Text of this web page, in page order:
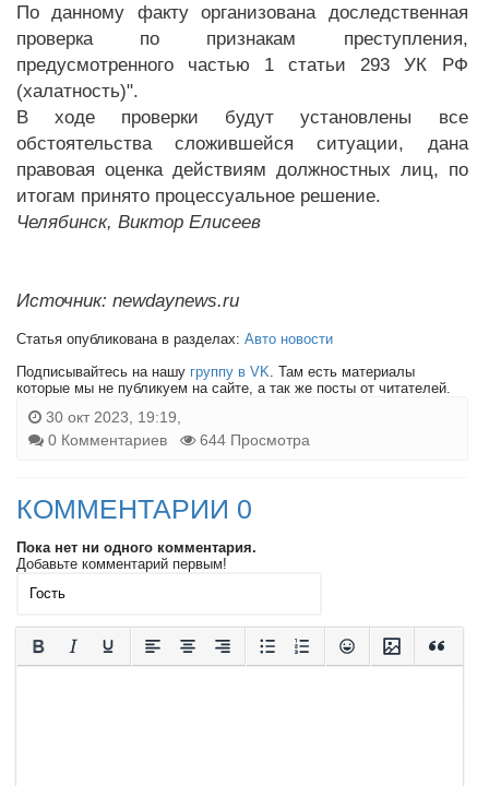
По данному факту организована доследственная
проверка по признакам преступления,
предусмотренного частью 1 статьи 293 УК РФ
(халатность)".
В ходе проверки будут установлены все
обстоятельства сложившейся ситуации, дана
правовая оценка действиям должностных лиц, по
итогам принято процессуальное решение.
Челябинск, Виктор Елисеев
Источник: newdaynews.ru
Статья опубликована в разделах: Авто новости
Подписывайтесь на нашу группу в VK . Там есть материалы
которые мы не публикуем на сайте, а так же посты от читателей.
30 окт 2023, 19:19,
0 Комментариев
644 Просмотра
КОММЕНТАРИИ 0
Пока нет ни одного комментария.
Добавьте комментарий первым!